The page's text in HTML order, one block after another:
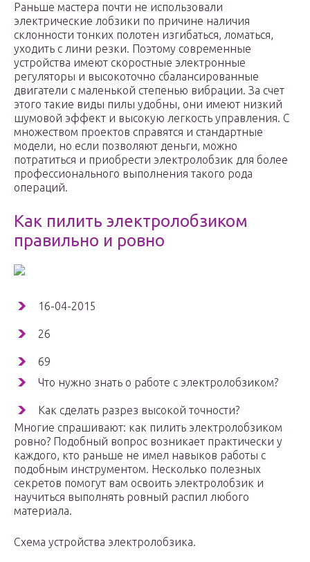
Раньше мастера почти не использовали
электрические лобзики по причине наличия
склонности тонких полотен изгибаться, ломаться,
уходить с лини резки. Поэтому современные
устройства имеют скоростные электронные
регуляторы и высокоточно сбалансированные
двигатели с маленькой степенью вибрации. За счет
этого такие виды пилы удобны, они имеют низкий
шумовой эффект и высокую легкость управления. С
множеством проектов справятся и стандартные
модели, но если позволяют деньги, можно
потратиться и приобрести электролобзик для более
профессионального выполнения такого рода
операций.
Как пилить электролобзиком
правильно и ровно
16-04-2015
26
69
Что нужно знать о работе с электролобзиком?
Как сделать разрез высокой точности?
Многие спрашивают: как пилить электролобзиком
ровно? Подобный вопрос возникает практически у
каждого, кто раньше не имел навыков работы с
подобным инструментом. Несколько полезных
секретов помогут вам освоить электролобзик и
научиться выполнять ровный распил любого
материала.
Схема устройства электролобзика.